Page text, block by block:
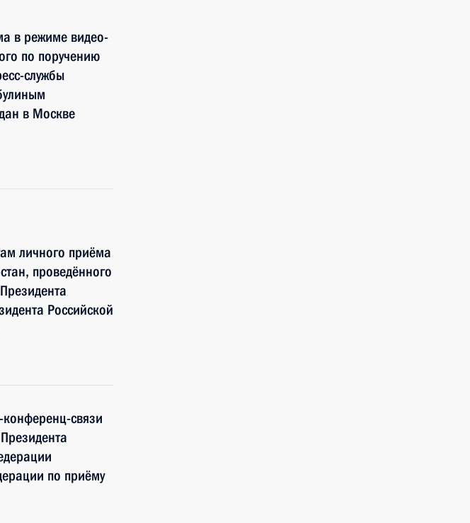
в режиме видео-
по поручению
службы
в Москве
личного приёма
проведённого
Российской
связи
по приёму